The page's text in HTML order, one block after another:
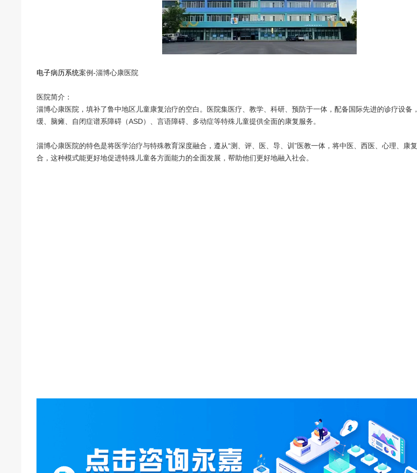
电子病历系统案例-淄博心康医院
医院简介：
淄博心康医院，填补了鲁中地区儿童康复治疗的空白。医院集医疗、教学、科研、预防于一体，配备国际先进的诊疗设备
缓、脑瘫、自闭症谱系障碍（ASD）、言语障碍、多动症等特殊儿童提供全面的康复服务。
淄博心康医院的特色是将医学治疗与特殊教育深度融合，遵从“测、评、医、导、训”医教一体，将中医、西医、心理、康
合，这种模式能更好地促进特殊儿童各方面能力的全面发展，帮助他们更好地融入社会。